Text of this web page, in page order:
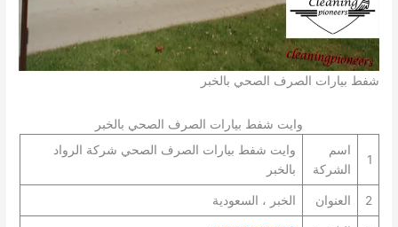
شفط بيارات الصرف الصحي بالخبر
وايت شفط بيارات الصرف الصحي بالخبر
1
اسم
الشركة
وايت شفط بيارات الصرف الصحي شركة الرواد
بالخبر
2 العنوان الخبر ، السعودية